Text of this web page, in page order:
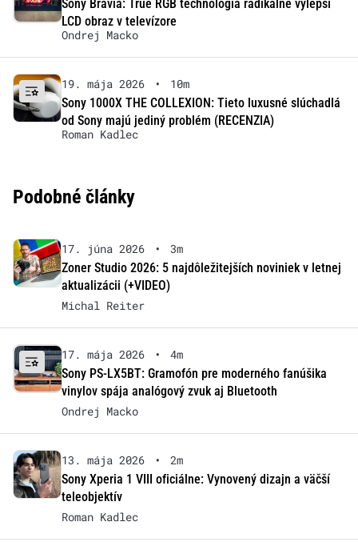
Sony Bravia: True RGB technológia radikálne vylepší
LCD obraz v televízore
Ondrej Macko
19. mája 2026 •
10m
Sony 1000X THE COLLEXION: Tieto luxusné slúchadlá
od Sony majú jediný problém (RECENZIA)
Roman Kadlec
Podobné články
17. júna 2026 •
3m
Zoner Studio 2026: 5 najdôležitejších noviniek v letnej
aktualizácii (+VIDEO)
Michal Reiter
17. mája 2026 •
4m
Sony PS-LX5BT: Gramofón pre moderného fanúšika
vinylov spája analógový zvuk aj Bluetooth
Ondrej Macko
13. mája 2026 •
2m
Sony Xperia 1 VIII oficiálne: Vynovený dizajn a väčší
teleobjektív
Roman Kadlec